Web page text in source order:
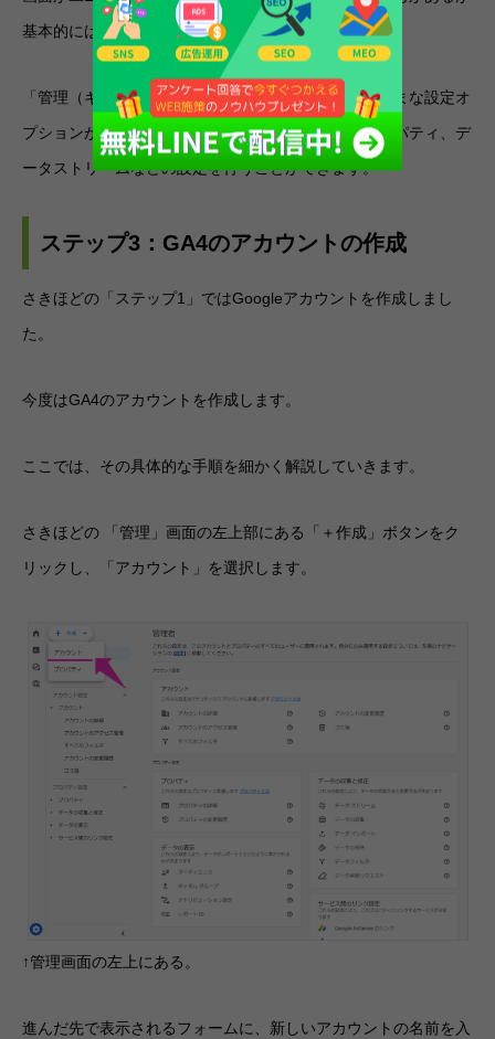
基本的には左下にギアアイコンがあるのは同じ。
「管理（ギアアイコン）」をクリックすると、さまざまな設定オ
プションが表示されます。ここからアカウント、プロパティ、デ
ータストリームなどの設定を行うことができます。
ステップ3：GA4のアカウントの作成
さきほどの「ステップ1」ではGoogleアカウントを作成しまし
た。
今度はGA4のアカウントを作成します。
ここでは、その具体的な手順を細かく解説していきます。
さきほどの 「管理」画面の左上部にある「＋作成」ボタンをク
リックし、「アカウント」を選択します。
↑管理画面の左上にある。
進んだ先で表示されるフォームに、新しいアカウントの名前を入